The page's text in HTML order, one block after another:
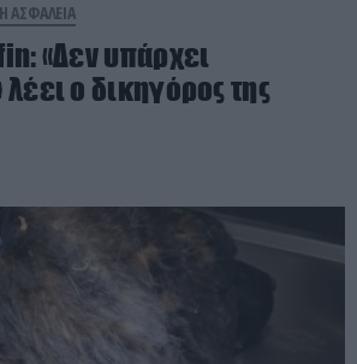
ΑΣΦΑΛΕΙΑ
«Δεν υπάρχει
ο δικηγόρος της